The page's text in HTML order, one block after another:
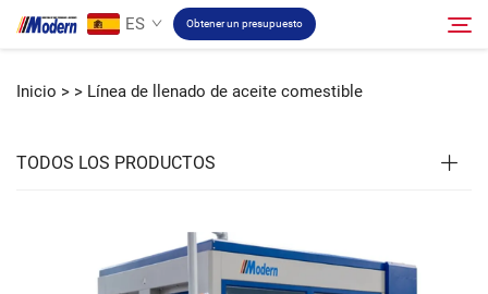
ES Obtener un presupuesto
Inicio > > Línea de llenado de aceite comestible
TODOS LOS PRODUCTOS